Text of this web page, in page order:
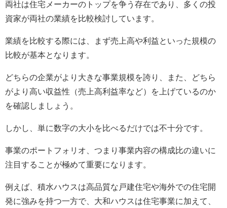
両社は住宅メーカーのトップを争う存在であり、多くの投
資家が両社の業績を比較検討しています。
業績を比較する際には、まず売上高や利益といった規模の
比較が基本となります。
どちらの企業がより大きな事業規模を誇り、また、どちら
がより高い収益性（売上高利益率など）を上げているのか
を確認しましょう。
しかし、単に数字の大小を比べるだけでは不十分です。
事業のポートフォリオ、つまり事業内容の構成比の違いに
注目することが極めて重要になります。
例えば、積水ハウスは高品質な戸建住宅や海外での住宅開
発に強みを持つ一方で、大和ハウスは住宅事業に加えて、